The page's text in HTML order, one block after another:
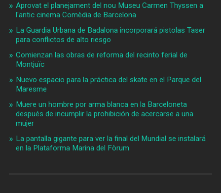
Aprovat el planejament del nou Museu Carmen Thyssen a
l'antic cinema Comèdia de Barcelona
La Guardia Urbana de Badalona incorporará pistolas Taser
para conflictos de alto riesgo
Comienzan las obras de reforma del recinto ferial de
Montjuïc
Nuevo espacio para la práctica del skate en el Parque del
Maresme
Muere un hombre por arma blanca en la Barceloneta
después de incumplir la prohibición de acercarse a una
mujer
La pantalla gigante para ver la final del Mundial se instalará
en la Plataforma Marina del Fòrum